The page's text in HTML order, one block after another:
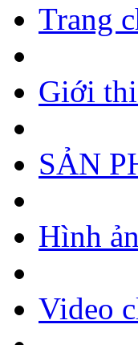
Trang
Giới
SẢN
Hình
Video